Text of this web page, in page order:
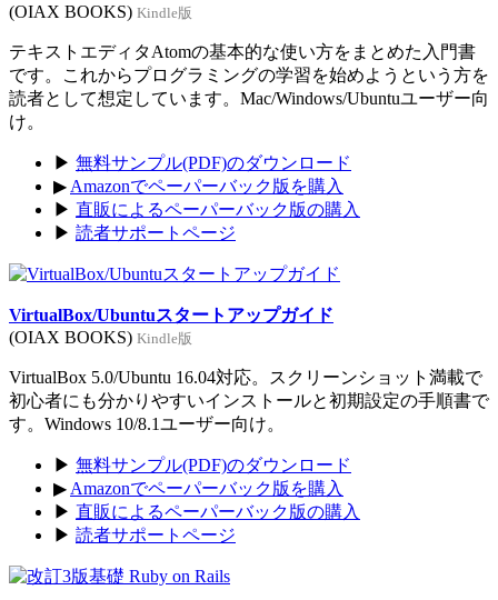
(OIAX BOOKS) Kindle版
テキストエディタAtomの基本的な使い方をまとめた入門書
です。これからプログラミングの学習を始めようという方を
読者として想定しています。Mac/Windows/Ubuntuユーザー向
け。
▶ 無料サンプル(PDF)のダウンロード
▶ Amazonでペーパーバック版を購入
▶ 直販によるペーパーバック版の購入
▶ 読者サポートページ
VirtualBox/Ubuntuスタートアップガイド
(OIAX BOOKS) Kindle版
VirtualBox 5.0/Ubuntu 16.04対応。スクリーンショット満載で
初心者にも分かりやすいインストールと初期設定の手順書で
す。Windows 10/8.1ユーザー向け。
▶ 無料サンプル(PDF)のダウンロード
▶ Amazonでペーパーバック版を購入
▶ 直販によるペーパーバック版の購入
▶ 読者サポートページ